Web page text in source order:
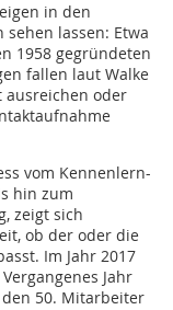
in den
sehen lassen: Etwa
1958 gegründeten
fallen laut Walke
ausreichen oder
vom Kennenlern-
hin zum
zeigt sich
ob der oder die
Im Jahr 2017
Jahr
50. Mitarbeiter